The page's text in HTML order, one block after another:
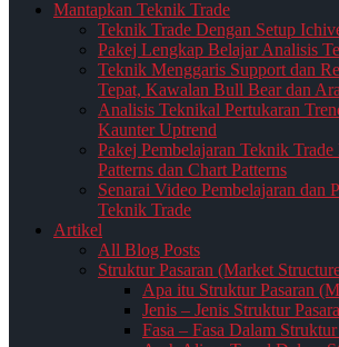
Mantapkan Teknik Trade
Teknik Trade Dengan Setup
Pakej Lengkap Belajar Analisis
Teknik Menggaris Support dan
Tepat, Kawalan Bull Bear dan
Analisis Teknikal Pertukaran
Kaunter Uptrend
Pakej Pembelajaran Teknik
Patterns dan Chart Patterns
Senarai Video Pembelajaran dan
Teknik Trade
Artikel
All Blog Posts
Struktur Pasaran (Market
Apa itu Struktur Pasaran
Jenis – Jenis Struktur
Fasa – Fasa Dalam Struktur